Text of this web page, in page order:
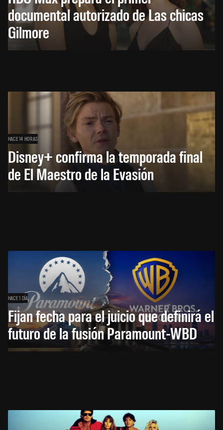
documental autorizado de Las chicas
Gilmore
HACE 14 HORAS
Disney+ confirma la temporada final
de El Maestro de la Evasión
HACE 1 DÍA
Fijan fecha para el juicio que definirá el
futuro de la fusión Paramount-WBD